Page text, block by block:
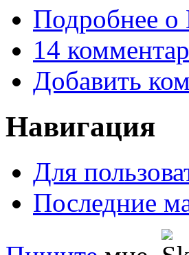
Подробнее о
14
Добавить
Навигация
Для
Последние